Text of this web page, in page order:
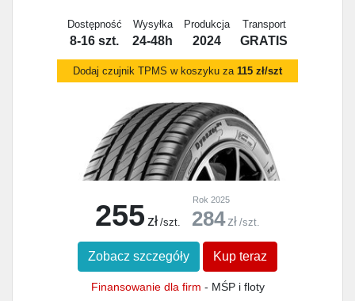
Dostępność
8-16 szt.
Wysyłka
24-48h
Produkcja
2024
Transport
GRATIS
Dodaj czujnik TPMS w koszyku za 115 zł/szt
255 zł /szt.
Rok 2025
284 zł /szt.
Zobacz szczegóły Kup teraz
Finansowanie dla firm - MŚP i floty